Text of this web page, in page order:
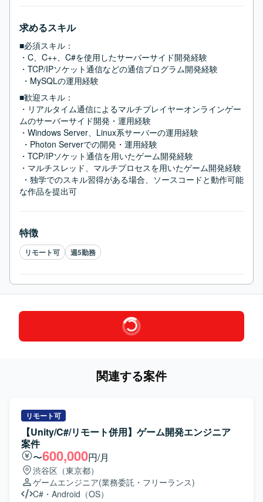
求めるスキル
■必須スキル：
・C、C++、C#を使用したサーバーサイド開発経験
・TCP/IPソケット通信などの通信プログラム開発経験
・MySQLの運用経験
■歓迎スキル：
・リアルタイム通信によるマルチプレイヤーオンラインゲー
ムのサーバーサイド開発・運用経験
・Windows Server、Linux系サーバーの運用経験
・TCP/IPソケット通信を用いたゲーム開発経験
・マルチスレッド、マルチプロセスを用いたゲーム開発経験
な作品を提出可
特徴
リモート可 週5勤務
関連する案件
リモート可
【Unity/C#/リモート併用】ゲーム開発エンジニア
案件
〜600,000円/月
渋谷区（東京都）
ゲームエンジニア(業務委託・フリーランス)
C# ・ Android（OS）